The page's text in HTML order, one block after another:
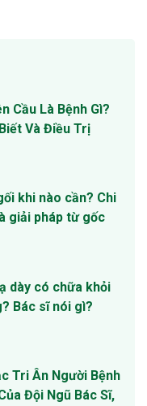
Cầu Là Bệnh Gì?
Và Điều Trị
khi nào cần? Chi
giải pháp từ gốc
dày có chữa khỏi
Bác sĩ nói gì?
Tri Ân Người Bệnh
Đội Ngũ Bác Sĩ,